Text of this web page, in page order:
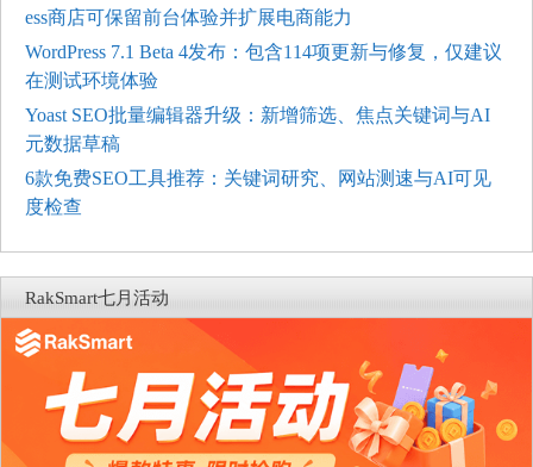
ess商店可保留前台体验并扩展电商能力
WordPress 7.1 Beta 4发布：包含114项更新与修复，仅建议
在测试环境体验
Yoast SEO批量编辑器升级：新增筛选、焦点关键词与AI
元数据草稿
6款免费SEO工具推荐：关键词研究、网站测速与AI可见
度检查
RakSmart七月活动